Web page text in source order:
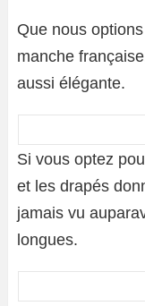
Que nous
manche
aussi élégante.
Si vous optez
et les drapés
jamais vu
longues.